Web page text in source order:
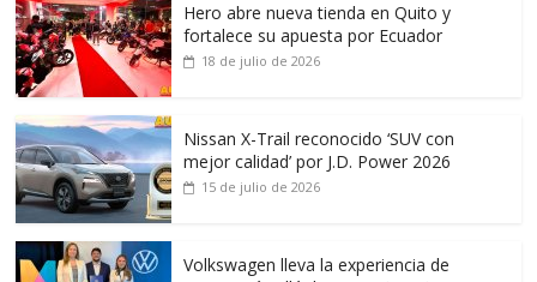
Hero abre nueva tienda en Quito y
fortalece su apuesta por Ecuador
18 de julio de 2026
Nissan X-Trail reconocido ‘SUV con
mejor calidad’ por J.D. Power 2026
15 de julio de 2026
Volkswagen lleva la experiencia de